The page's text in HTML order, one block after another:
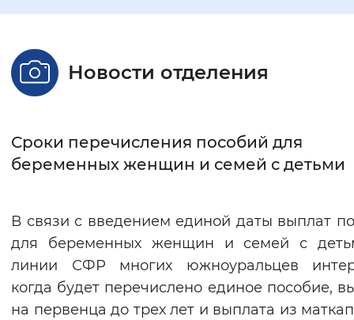
Настройка режима отображения
Стандартный Увеличенный
С засечками
Нормальный Увеличенный
Цвет сайта
Новости отделения
Сроки перечисления пособий для
беременных женщин и семей с детьми
В связи с введением единой даты выплат
для беременных женщин и семей с
линии СФР многих южноуральцев
когда будет перечислено единое пособие,
на первенца до трех лет и выплата из